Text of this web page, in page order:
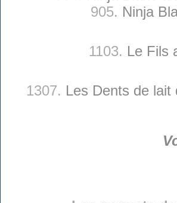
905. Ninja
1103. Le Fils
1307. Les Dents de